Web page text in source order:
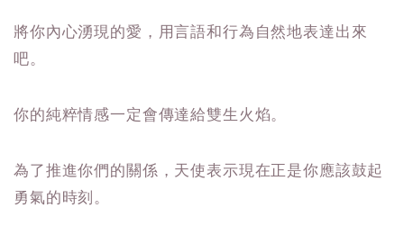
將你內心湧現的愛，用言語和行為自然地表達出來
吧。
你的純粹情感一定會傳達給雙生火焰。
為了推進你們的關係，天使表示現在正是你應該鼓起
勇氣的時刻。